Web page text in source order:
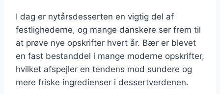
I dag er nytårsdesserten en vigtig del af
festlighederne, og mange danskere ser frem til
at prøve nye opskrifter hvert år. Bær er blevet
en fast bestanddel i mange moderne opskrifter,
hvilket afspejler en tendens mod sundere og
mere friske ingredienser i dessertverdenen.